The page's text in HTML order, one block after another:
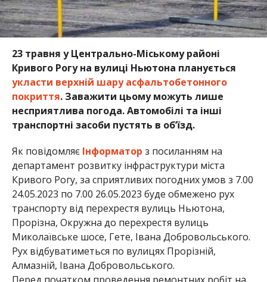
23 травня у Центрально-Міському районі
Кривого Рогу на вулиці Ньютона планується
укласти верхній шару асфальтобетонного
покриття. Заважити цьому можуть лише
несприятлива погода. Автомобілі та інші
транспортні засоби пустять в об’їзд.
Як повідомляє Інформатор з посиланням на
департамент розвитку інфраструктури міста
Кривого Рогу, за сприятливих погодних умов з 7.00
24.05.2023 по 7.00 26.05.2023 буде обмежено рух
транспорту від перехрестя вулиць Ньютона,
Прорізна, Окружна до перехрестя вулиць
Миколаївське шосе, Гете, Івана Добровольського.
Рух відбуватиметься по вулицях Прорізній,
Алмазній, Івана Добровольського.